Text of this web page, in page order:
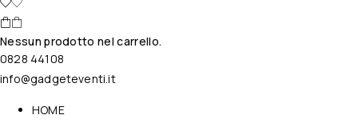
Nessun prodotto nel carrello.
0828 44108
info@gadgeteventi.it
HOME